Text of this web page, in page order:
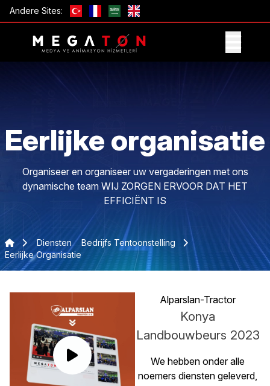
Andere Sites:
Eerlijke organisatie
Organiseer en organiseer uw vergaderingen met ons
dynamische team WIJ ZORGEN ERVOOR DAT HET
EFFICIËNT IS
Diensten
Bedrijfs Tentoonstelling
Eerlijke Organisatie
Alparslan-Tractor
Konya
Landbouwbeurs 2023
We hebben onder alle
noemers diensten geleverd,